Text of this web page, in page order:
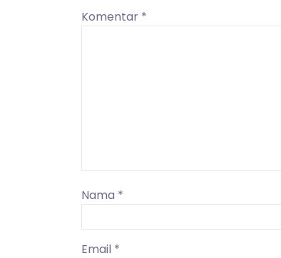
Komentar *
Nama *
Email *